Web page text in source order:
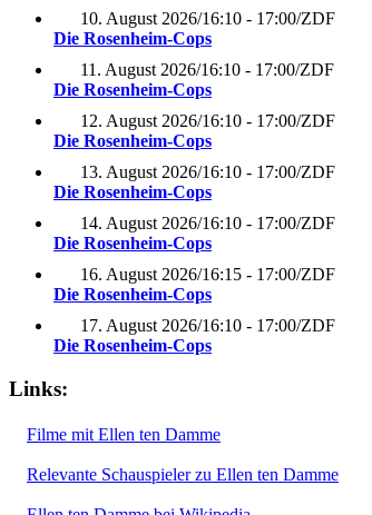
10. August 2026/16:10 - 17:00/ZDF
Die Rosenheim-Cops
11. August 2026/16:10 - 17:00/ZDF
Die Rosenheim-Cops
12. August 2026/16:10 - 17:00/ZDF
Die Rosenheim-Cops
13. August 2026/16:10 - 17:00/ZDF
Die Rosenheim-Cops
14. August 2026/16:10 - 17:00/ZDF
Die Rosenheim-Cops
16. August 2026/16:15 - 17:00/ZDF
Die Rosenheim-Cops
17. August 2026/16:10 - 17:00/ZDF
Die Rosenheim-Cops
Links:
Filme mit Ellen ten Damme
Relevante Schauspieler zu Ellen ten Damme